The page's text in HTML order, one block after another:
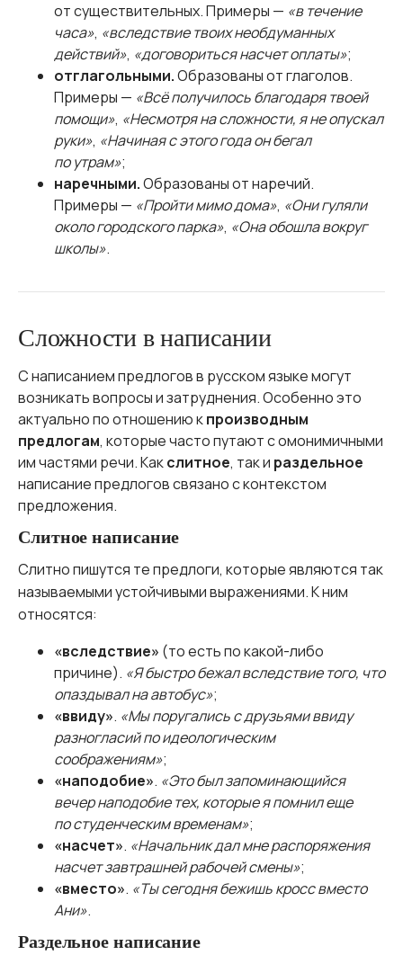
от существительных. Примеры — «в течение
часа», «вследствие твоих необдуманных
действий», «договориться насчет оплаты»;
отглагольными.Образованы от глаголов.
Примеры — «Всё получилось благодаря твоей
помощи», «Несмотря на сложности, я не опускал
руки», «Начиная с этого года он бегал
по утрам»;
наречными.Образованы от наречий.
Примеры — «Пройти мимо дома», «Они гуляли
около городского парка», «Она обошла вокруг
школы».
Сложности в написании
С написанием предлогов в русском языке могут
возникать вопросы и затруднения. Особенно это
актуально по отношению кпроизводным
предлогам, которые часто путают с омонимичными
им частями речи. Какслитное, так и раздельное
написание предлогов связано с контекстом
предложения.
Слитное написание
Слитно пишутся те предлоги, которые являются так
называемыми устойчивыми выражениями. К ним
относятся:
«вследствие» (то есть по какой-либо
причине). «Я быстро бежал вследствие того, что
опаздывал на автобус»;
«ввиду». «Мы поругались с друзьями ввиду
разногласий по идеологическим
соображениям»;
«наподобие». «Это был запоминающийся
вечер наподобие тех, которые я помнил еще
по студенческим временам»;
«насчет». «Начальник дал мне распоряжения
насчет завтрашней рабочей смены»;
«вместо». «Ты сегодня бежишь кросс вместо
Ани».
Раздельное написание